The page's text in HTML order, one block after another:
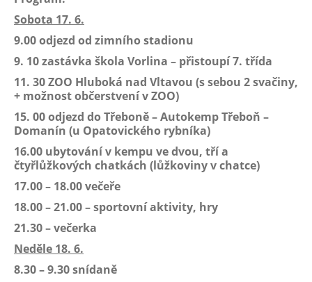
Sobota 17. 6.
9.00 odjezd od zimního stadionu
9. 10 zastávka škola Vorlina – přistoupí 7. třída
11. 30 ZOO Hluboká nad Vltavou (s sebou 2 svačiny,
+ možnost občerstvení v ZOO)
15. 00 odjezd do Třeboně – Autokemp Třeboň –
Domanín (u Opatovického rybníka)
16.00 ubytování v kempu ve dvou, tří a
čtyřlůžkových chatkách (lůžkoviny v chatce)
17.00 – 18.00 večeře
18.00 – 21.00 – sportovní aktivity, hry
21.30 – večerka
Neděle 18. 6.
8.30 – 9.30 snídaně